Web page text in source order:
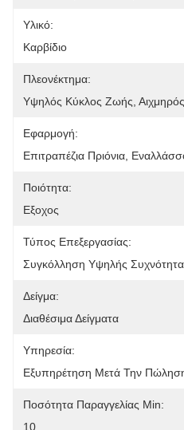
Υλικό:
Καρβίδιο
Πλεονέκτημα:
Υψηλός Κύκλος Ζωής, Αιχμηρός
Εφαρμογή:
Επιτραπέζια Πριόνια,
Ποιότητα:
Εξοχος
Τύπος Επεξεργασίας:
Συγκόλληση Υψηλής
Δείγμα:
Διαθέσιμα Δείγματα
Υπηρεσία:
Εξυπηρέτηση Μετά Την
Ποσότητα Παραγγελίας Min:
10